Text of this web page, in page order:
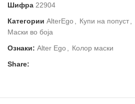
Шифра 22904
Категории AlterEgo Купи на попуст
Маски во боја
Ознаки: Alter Ego
Колор маски
Share: